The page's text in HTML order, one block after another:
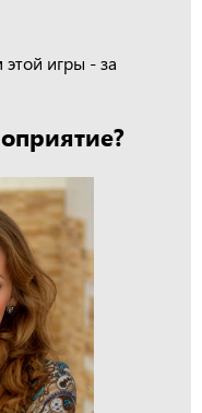
игры - за